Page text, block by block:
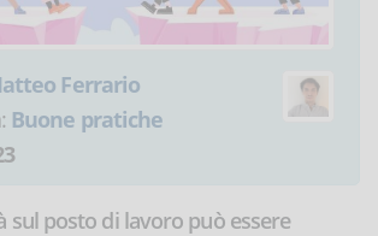
Ferrario
Buone pratiche
sul posto di lavoro può essere